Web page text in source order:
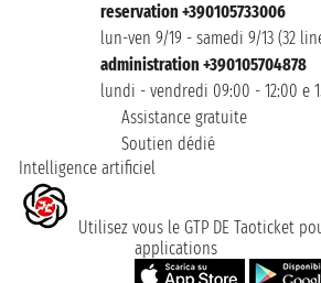
reservation +390105733006
lun-ven 9/19 - samedi 9/13 (32
administration +390105704878
lundi - vendredi 09:00 - 12:00 e
Assistance gratuite
Soutien dédié
Intelligence artificiel
Utilisez vous le GTP DE Taoticket
applications